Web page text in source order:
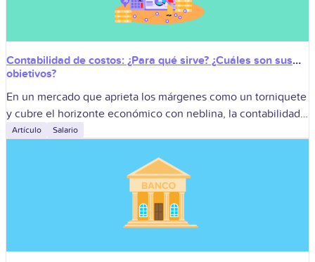
Contabilidad de costos: ¿Para qué sirve? ¿Cuáles son sus
objetivos?
En un mercado que aprieta los márgenes como un torniquete
y cubre el horizonte económico con neblina, la contabilidad
de costos se convierte en el faro que sostiene la
Artículo Salario